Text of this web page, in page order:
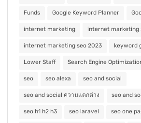
Funds Google Keyword Planner
internet marketing internet marketing
internet marketing seo 2023 keyword
Lower Staff Search Engine
seo seo alexa seo and social
seo and social ความแตกต่าง seo and
seo h1 h2 h3 seo laravel seo one